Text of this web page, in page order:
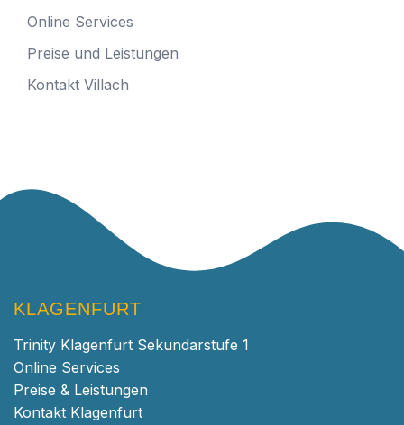
Online Services
Preise und Leistungen
Kontakt Villach
KLAGENFURT
Trinity Klagenfurt Sekundarstufe 1
Online Services
Preise & Leistungen
Kontakt Klagenfurt